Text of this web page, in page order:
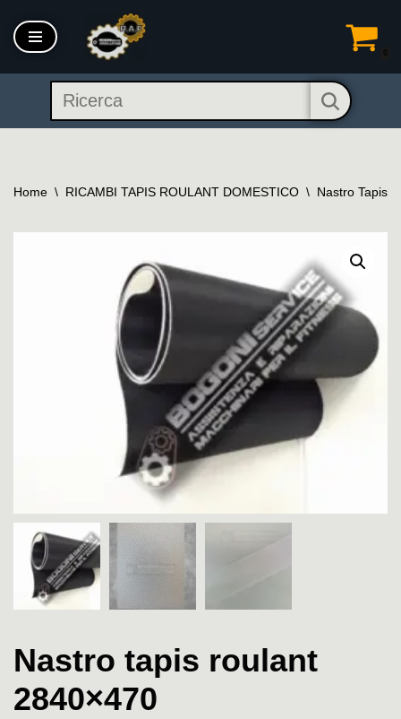
Vai
contenuto
Home \ RICAMBI TAPIS ROULANT DOMESTICO \ Nastro Tapis
Nastro tapis roulant
2840×470